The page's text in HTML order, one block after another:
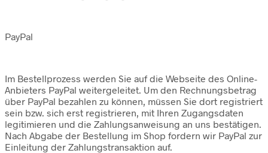
PayPal
Im Bestellprozess werden Sie auf die Webseite des Online-
Anbieters PayPal weitergeleitet. Um den Rechnungsbetrag
über PayPal bezahlen zu können, müssen Sie dort registriert
sein bzw. sich erst registrieren, mit Ihren Zugangsdaten
legitimieren und die Zahlungsanweisung an uns bestätigen.
Nach Abgabe der Bestellung im Shop fordern wir PayPal zur
Einleitung der Zahlungstransaktion auf.